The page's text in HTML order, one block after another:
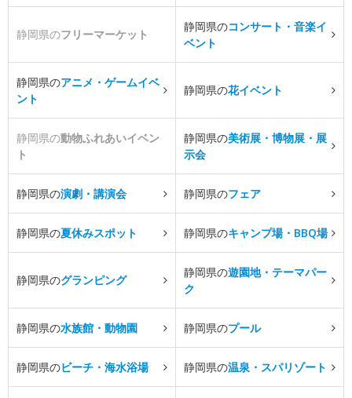
静岡県のフリーマーケット
静岡県のコンサート・音楽イ
ベント
静岡県のアニメ・ゲームイベ
ント
静岡県の花イベント
静岡県の動物ふれあいイベン
ト
静岡県の美術展・博物展・展
示会
静岡県の演劇・講演会 静岡県のフェア
静岡県の夏休みスポット 静岡県のキャンプ場・BBQ場
静岡県のグランピング
静岡県の遊園地・テーマパー
ク
静岡県の水族館・動物園 静岡県のプール
静岡県のビーチ・海水浴場 静岡県の温泉・スパリゾート